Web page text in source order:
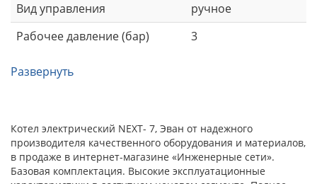
Вид управления
ручное
Рабочее давление (бар)
3
Развернуть
Котел электрический NEXT- 7, Эван от надежного
производителя качественного оборудования и материалов,
в продаже в интернет-магазине «Инженерные сети».
Базовая комплектация. Высокие эксплуатационные